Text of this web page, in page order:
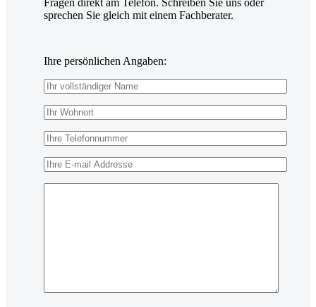
sprechen Sie gleich mit einem Fachberater.
Ihre persönlichen Angaben: